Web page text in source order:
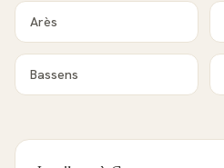
Arès
Bassens